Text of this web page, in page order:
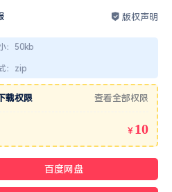
版权声明
： 50kb
： zip
载权限 查看全部权限
￥ 10
百度网盘